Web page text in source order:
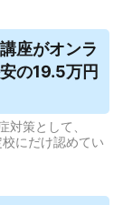
座がオンラ
の19.5万円
対策として、
にだけ認めてい